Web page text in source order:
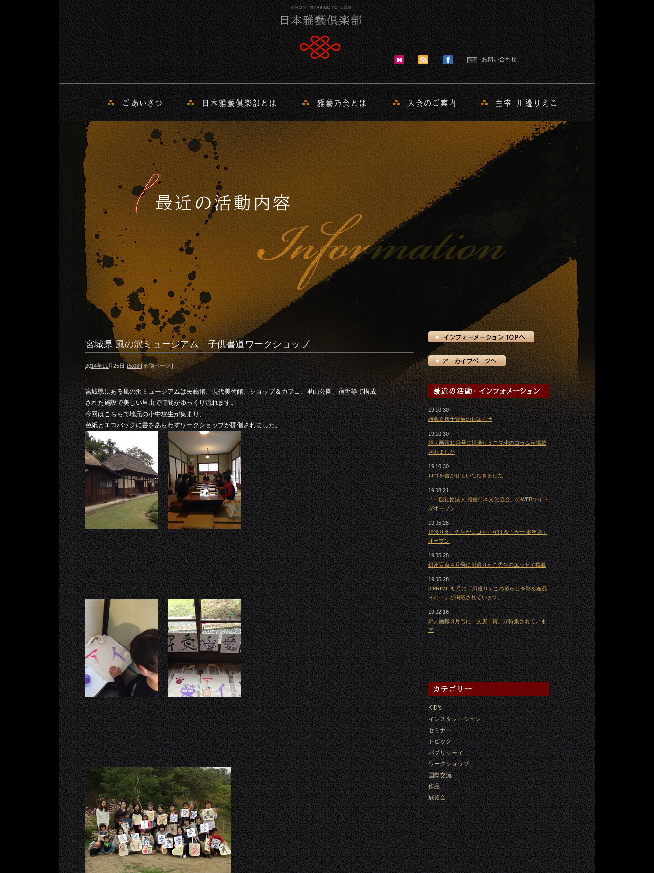
お問い合わせ
宮城県 風の沢ミュージアム 子供書道ワークショップ
2014年11月25日 15:08| 個別ページ |
宮城県にある風の沢ミュージアムは民藝館、現代美術館、ショップ＆カフェ、里山公園、宿舎等で構成
された施設で美しい里山で時間がゆっくり流れます。
今回はこちらで地元の小中校生が集まり、
色紙とエコバックに書をあらわすワークショップが開催されました。
19.10.30
雅藝文房十寶展のお知らせ
19.10.30
婦人画報11月号に川邊りえこ先生のコラムが掲載
されました
19.10.30
ロゴを書かせていただきました
19.08.21
「一般社団法人 雅藝日本文化協会」のWEBサイト
がオープン
19.05.28
川邊りえこ先生がロゴを手がける「香十 銀座店」
オープン
19.05.28
銀座百点４月号に川邊りえこ先生のエッセイ掲載
19.05.28
J PRIME 初号に「川邊りえこの暮らしを彩る逸品
その一」が掲載されています。
19.02.16
婦人画報３月号に「文房十寶」が特集されていま
す
KID's
インスタレーション
セミナー
トピック
パブリシティ
ワークショップ
国際交流
作品
展覧会